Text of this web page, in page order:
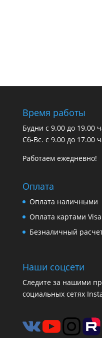
Время работы
Будни с 9.00 до 19.00
Сб-Вс. с 9.00 до 17.00
Работаем ежедневно!
Оплата
Оплата наличными
Оплата картами
Безналичный
Наши соцсети
Следите за нашими
социальных сетях